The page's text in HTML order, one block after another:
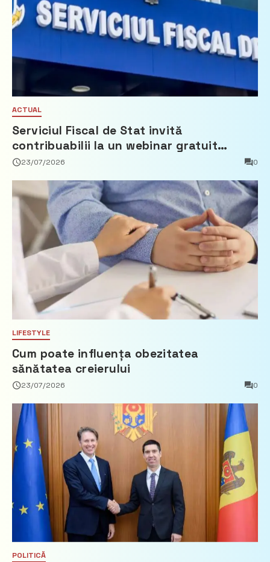
ACTUAL
Serviciul Fiscal de Stat invită
contribuabilii la un webinar gratuit
privind calculul impozitului pe bunurile
23/07/2026 0
LIFESTYLE
Cum poate influența obezitatea
sănătatea creierului
23/07/2026 0
POLITICĂ